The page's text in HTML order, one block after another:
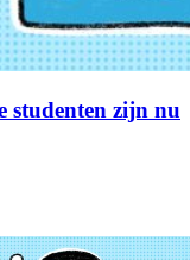
studenten zijn nu